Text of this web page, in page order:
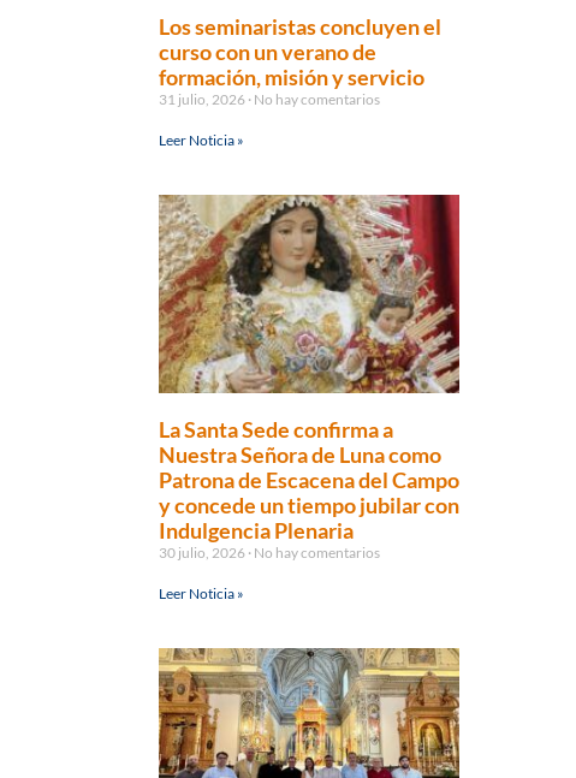
Los seminaristas concluyen el
curso con un verano de
formación, misión y servicio
31 julio, 2026 No hay comentarios
Leer Noticia »
La Santa Sede confirma a
Nuestra Señora de Luna como
Patrona de Escacena del Campo
y concede un tiempo jubilar con
Indulgencia Plenaria
30 julio, 2026 No hay comentarios
Leer Noticia »